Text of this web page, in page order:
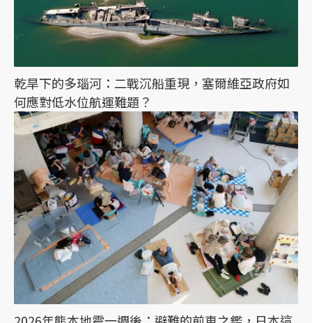
乾旱下的多瑙河：二戰沉船重現，塞爾維亞政府如
何應對低水位航運難題？